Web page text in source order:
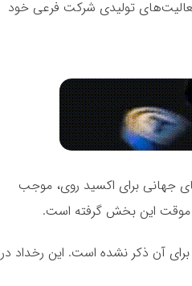
تولیدی شرکت فرعی خود
جهانی برای اکسید روی، موجب
موقت این بخش گرفته است.
آن ذکر نشده است. این رخداد در